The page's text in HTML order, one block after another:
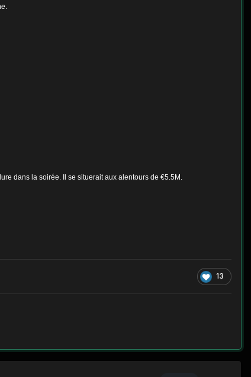
dans la soirée. Il se situerait aux alentours de €5.5M.
13